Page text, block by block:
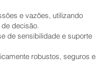
e vazões, utilizando
decisão.
de sensibilidade e suporte
robustos, seguros e